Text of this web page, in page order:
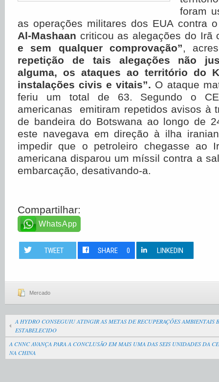
foram
as operações militares dos EUA contra
Al-Mashaan criticou as alegações do Irã
e sem qualquer comprovação”,
repetição de tais alegações não
alguma, os ataques ao território do
instalações civis e vitais”. O ataque
feriu um total de 63. Segundo o
americanas emitiram repetidos avisos à
de bandeira do Botswana ao longo de
este navegava em direção à ilha
impedir que o petroleiro chegasse ao
americana disparou um míssil contra a
embarcação, desativando-a.
Compartilhar:
WhatsApp
TWEET SHARE 0 LINKEDIN
Mercado
A HYDRO CONSEGUIU ATINGIR AS METAS DE RECUPERAÇÕES AMBIENTAIS
ESTABELECIDO
A CNNC AVANÇA PARA A CONCLUSÃO EM MAIS UMA DAS SEIS UNIDADES DA
NA CHINA